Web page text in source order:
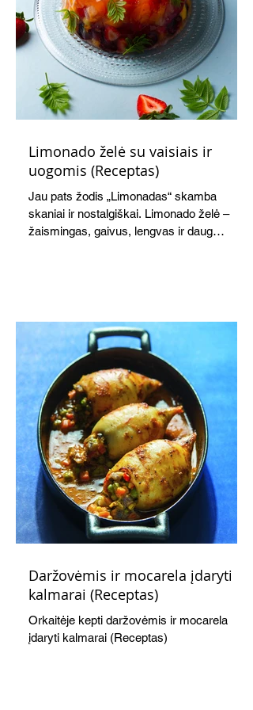
Limonado želė su vaisiais ir
uogomis (Receptas)
Jau pats žodis „Limonadas“ skamba
skaniai ir nostalgiškai. Limonado želė –
žaismingas, gaivus, lengvas ir daug
Daržovėmis ir mocarela įdaryti
kalmarai (Receptas)
Orkaitėje kepti daržovėmis ir mocarela
įdaryti kalmarai (Receptas)